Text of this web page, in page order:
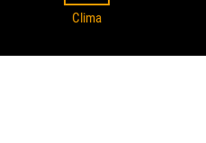
Clima